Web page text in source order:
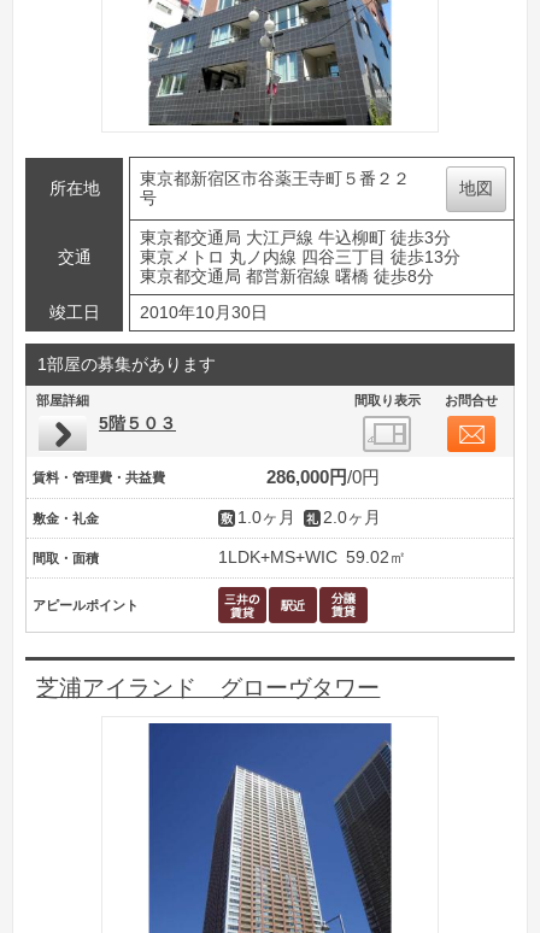
所在地
東京都新宿区市谷薬王寺町５番２２
号
地図
交通
東京都交通局 大江戸線 牛込柳町 徒歩3分
東京メトロ 丸ノ内線 四谷三丁目 徒歩13分
東京都交通局 都営新宿線 曙橋 徒歩8分
竣工日
2010年10月30日
1部屋の募集があります
部屋詳細 間取り表示 お問合せ
5階５０３
賃料・管理費・共益費 286,000円 0円
敷金・礼金 1.0ヶ月 2.0ヶ月
間取・面積 1LDK+MS+WIC 59.02㎡
アピールポイント
芝浦アイランド グローヴタワー